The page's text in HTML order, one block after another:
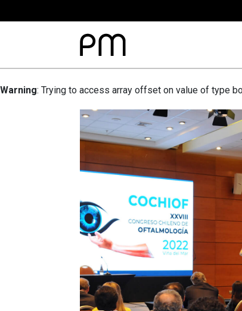
Warning: Trying to access array offset on value of type